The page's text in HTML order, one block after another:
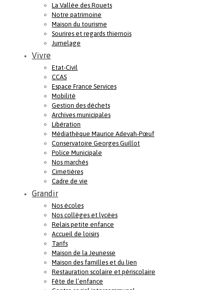
La Vallée des Rouets
Notre patrimoine
Maison du tourisme
Sourires et regards thiernois
Jumelage
Vivre
Etat-Civil
CCAS
Espace France Services
Mobilité
Gestion des déchets
Archives municipales
Libération
Médiathèque Maurice Adevah-Pœuf
Conservatoire Georges Guillot
Police Municipale
Nos marchés
Cimetières
Cadre de vie
Grandir
Nos écoles
Nos collèges et lycées
Relais petite enfance
Accueil de loisirs
Tarifs
Maison de la Jeunesse
Maison des familles et du lien
Restauration scolaire et périscolaire
Fête de l’enfance